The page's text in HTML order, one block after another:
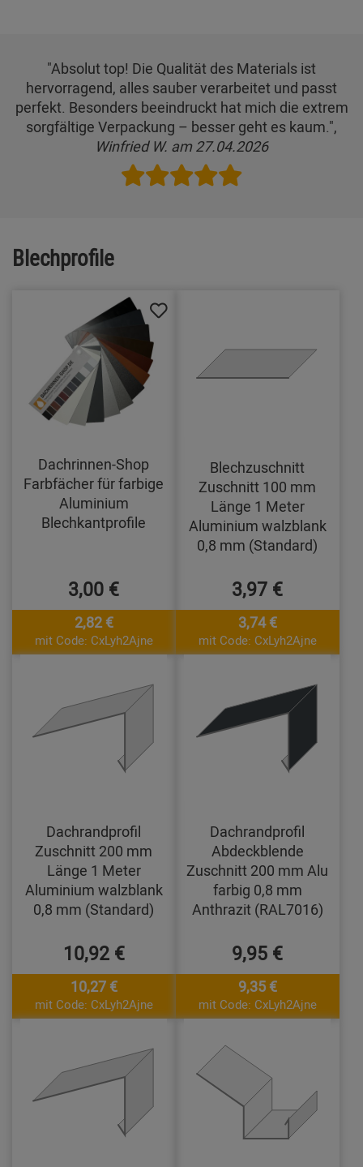
"Absolut top! Die Qualität des Materials ist
hervorragend, alles sauber verarbeitet und passt
perfekt. Besonders beeindruckt hat mich die extrem
sorgfältige Verpackung – besser geht es kaum.",
Winfried W. am 27.04.2026
Blechprofile
Dachrinnen-Shop
Farbfächer für farbige
Aluminium
Blechkantprofile
3,00 €
2,82 €
mit Code: CxLyh2Ajne
Blechzuschnitt
Zuschnitt 100 mm
Länge 1 Meter
Aluminium walzblank
0,8 mm (Standard)
3,97 €
3,74 €
mit Code: CxLyh2Ajne
Dachrandprofil
Zuschnitt 200 mm
Länge 1 Meter
Aluminium walzblank
0,8 mm (Standard)
10,92 €
10,27 €
mit Code: CxLyh2Ajne
Dachrandprofil
Abdeckblende
Zuschnitt 200 mm Alu
farbig 0,8 mm
Anthrazit (RAL7016)
9,95 €
9,35 €
mit Code: CxLyh2Ajne